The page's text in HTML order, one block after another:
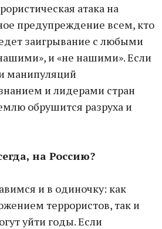
атака на
предупреждение всем, кто
заигрывание с любыми
и «не нашими». Если
манипуляций
и лидерами стран
обрушится разруха и
на Россию?
и в одиночку: как
террористов, так и
уйти годы. Если